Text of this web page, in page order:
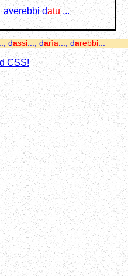
averebbi datu...
..., dassi ..., darìa ..., darebbi